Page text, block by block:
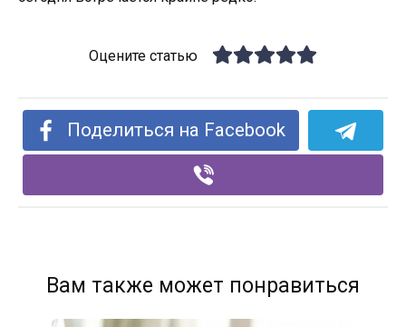
Оцените статью
Поделиться на Facebook
Вам также может понравиться